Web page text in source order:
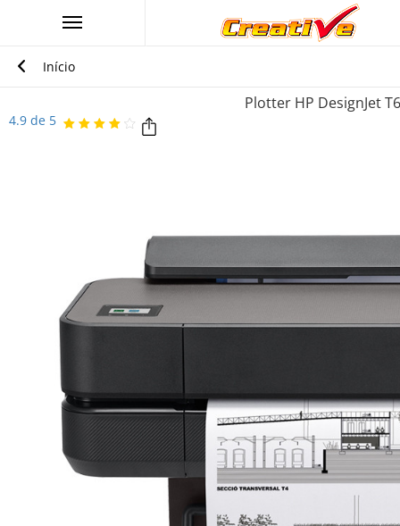
Início
Plotter HP DesignJet
4.9 de 5